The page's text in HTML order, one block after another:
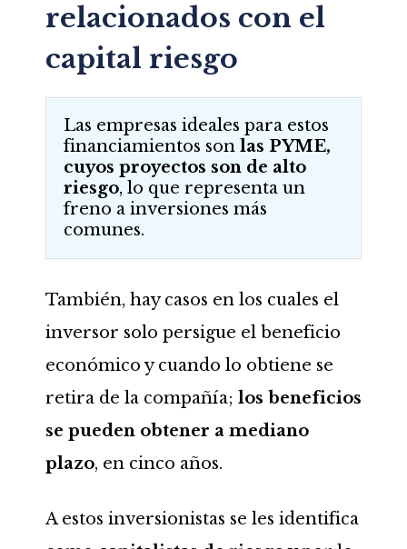
relacionados con el
capital riesgo
Las empresas ideales para estos
financiamientos son las PYME,
cuyos proyectos son de alto
riesgo, lo que representa un
freno a inversiones más
comunes.
También, hay casos en los cuales el
inversor solo persigue el beneficio
económico y cuando lo obtiene se
retira de la compañía; los beneficios
se pueden obtener a mediano
plazo, en cinco años.
A estos inversionistas se les identifica